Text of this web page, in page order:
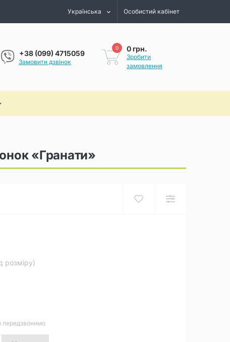
Українська Особистий кабінет
+38 (099) 4715059
Замовити дзвінок
0 0 грн.
Зробити
замовлення
«Гранати»
розміру)
передзвонимо